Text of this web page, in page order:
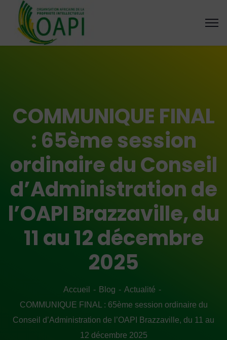
COMMUNIQUE FINAL
: 65ème session
ordinaire du Conseil
d’Administration de
l’OAPI Brazzaville, du
11 au 12 décembre
2025
Accueil Blog
Actualité
COMMUNIQUE FINAL : 65ème session ordinaire du
Conseil d’Administration de l’OAPI Brazzaville, du 11 au
12 décembre 2025